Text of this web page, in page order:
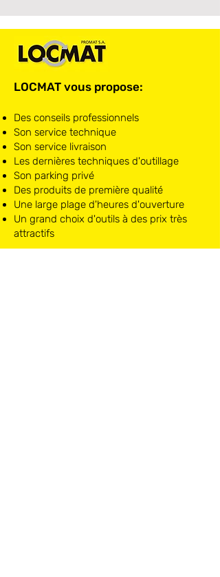
LOCMAT vous propose:
Des conseils professionnels
Son service technique
Son service livraison
Les dernières techniques d'outillage
Son parking privé
Des produits de première qualité
Une large plage d'heures d'ouverture
Un grand choix d'outils à des prix très
attractifs